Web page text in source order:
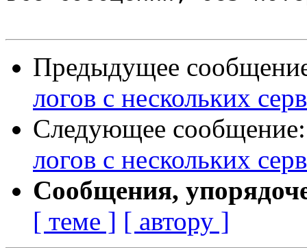
Предыдущее
логов с нескольких
Следующее
логов с нескольких
Сообщения,
[ теме ] [ автору ]